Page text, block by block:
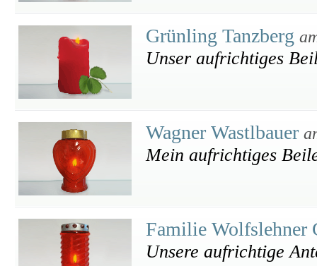
Grünling Tanzberg
Unser aufrichtiges
Wagner Wastlbauer
Mein aufrichtiges
Familie Wolfslehner
Unsere aufrichtige